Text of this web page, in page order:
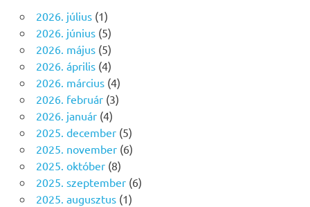
2026. július(1)
2026. június(5)
2026. május(5)
2026. április(4)
2026. március(4)
2026. február(3)
2026. január(4)
2025. december(5)
2025. november(6)
2025. október(8)
2025. szeptember(6)
2025. augusztus(1)